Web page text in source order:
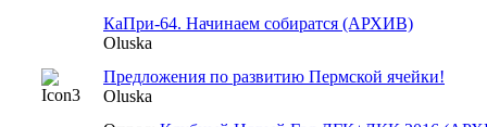
КаПри-64. Начинаем собиратся (АРХИВ)
Oluska
Предложения по развитию Пермской ячейки!
Oluska